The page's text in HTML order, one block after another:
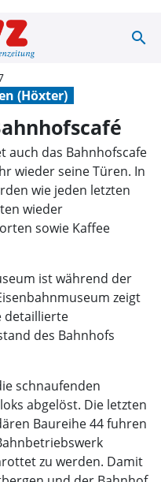
search
(Höxter)
auch das Bahnhofscafe
wieder seine Türen. In
wie jeden letzten
wieder
sowie Kaffee
ist während der
zeigt
detaillierte
des Bahnhofs
schnaufenden
abgelöst. Die letzten
Baureihe 44 fuhren
zu werden. Damit